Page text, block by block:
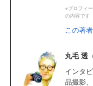
※プロフィ
の内容です
この著
丸毛 透
インタ
品撮影